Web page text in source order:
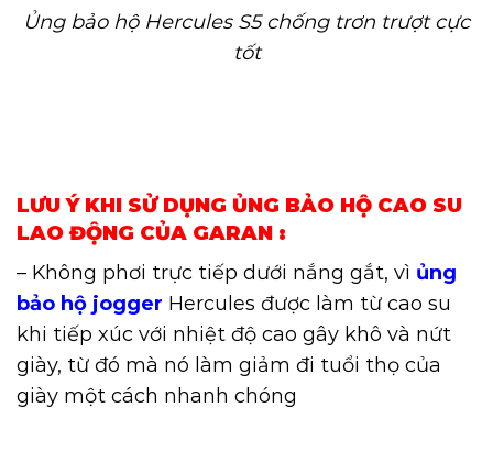
Ủng bảo hộ Hercules S5 chống trơn trượt cực
tốt
LƯU Ý KHI SỬ DỤNG ỦNG BẢO HỘ CAO SU
LAO ĐỘNG CỦA GARAN :
– Không phơi trực tiếp dưới nắng gắt, vì ủng
bảo hộ jogger Hercules được làm từ cao su
khi tiếp xúc với nhiệt độ cao gây khô và nứt
giày, từ đó mà nó làm giảm đi tuổi thọ của
giày một cách nhanh chóng